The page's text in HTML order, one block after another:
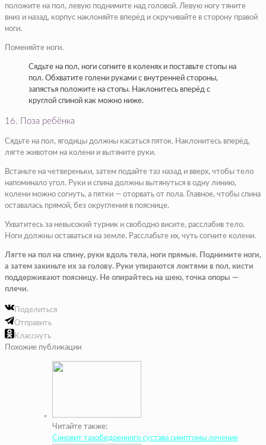
положите на пол, левую поднимите над головой. Левую ногу тяните
вниз и назад, корпус наклоняйте вперёд и скручивайте в сторону правой
ноги.
Поменяйте ноги.
Сядьте на пол, ноги согните в коленях и поставьте стопы на
пол. Обхватите голени руками с внутренней стороны,
запястья положите на стопы. Наклонитесь вперёд с
круглой спиной как можно ниже.
16. Поза ребёнка
Сядьте на пол, ягодицы должны касаться пяток. Наклонитесь вперёд,
лягте животом на колени и вытяните руки.
Встаньте на четвереньки, затем подайте таз назад и вверх, чтобы тело
напоминало угол. Руки и спина должны вытянуться в одну линию,
колени можно согнуть, а пятки — оторвать от пола. Главное, чтобы спина
оставалась прямой, без округления в пояснице.
Ухватитесь за невысокий турник и свободно висите, расслабив тело.
Ноги должны оставаться на земле. Расслабьте их, чуть согните колени.
Лягте на пол на спину, руки вдоль тела, ноги прямые. Поднимите ноги,
а затем закиньте их за голову. Руки упираются локтями в пол, кисти
поддерживают поясницу. Не опирайтесь на шею, точка опоры —
плечи.
Поделиться
Отправить
Класснуть
Похожие публикации
Читайте также:
Синовит тазобедренного сустава симптомы лечение